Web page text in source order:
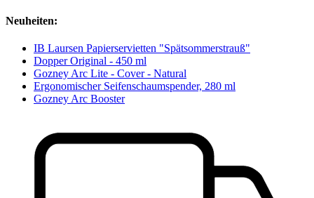
Neuheiten:
IB Laursen Papierservietten "Spätsommerstrauß"
Dopper Original - 450 ml
Gozney Arc Lite - Cover - Natural
Ergonomischer Seifenschaumspender, 280 ml
Gozney Arc Booster